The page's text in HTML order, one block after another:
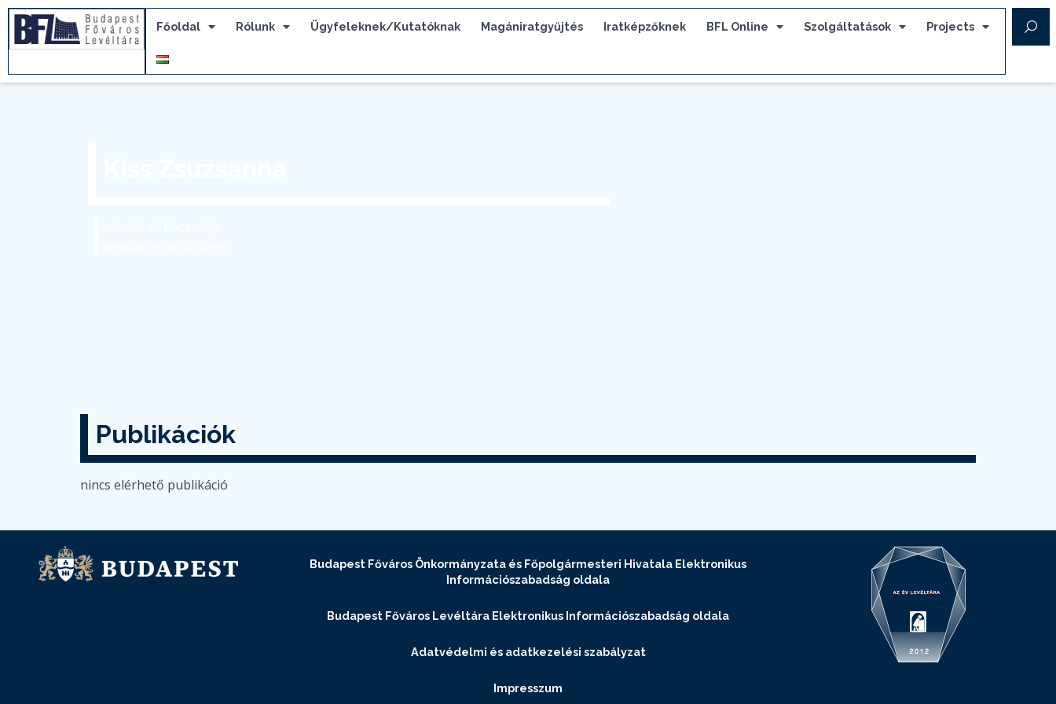
Főoldal Rólunk Ügyfeleknek/Kutatóknak Magániratgyűjtés Iratképzőknek BFL Online Szolgáltatások Projects
Publikációk
nincs elérhető publikáció
Budapest Főváros Önkormányzata és Főpolgármesteri Hivatala Elektronikus
Információszabadság oldala
Budapest Főváros Levéltára Elektronikus Információszabadság oldala
Adatvédelmi és adatkezelési szabályzat
Impresszum